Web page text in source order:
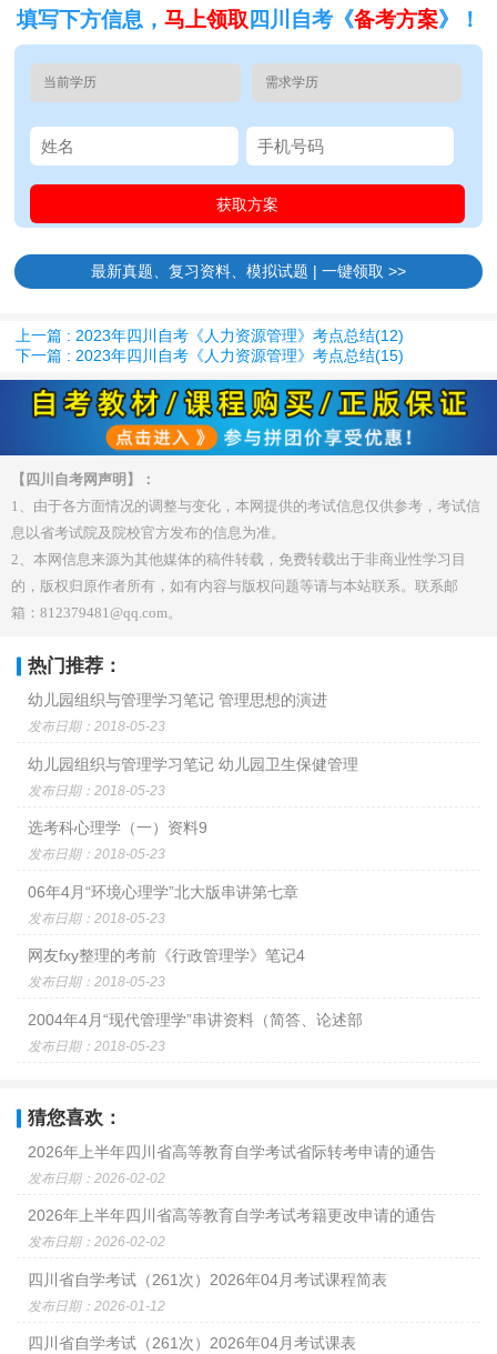
填写下方信息， 马上领取 四川自考《备考方案》！
最新真题、复习资料、模拟试题 | 一键领取 >>
上一篇 : 2023年四川自考《人力资源管理》考点总结(12)
下一篇 : 2023年四川自考《人力资源管理》考点总结(15)
【四川自考网声明】：
1、由于各方面情况的调整与变化，本网提供的考试信息仅供参考，考试信
息以省考试院及院校官方发布的信息为准。
2、本网信息来源为其他媒体的稿件转载，免费转载出于非商业性学习目
的，版权归原作者所有，如有内容与版权问题等请与本站联系。联系邮
箱：812379481@qq.com。
热门推荐：
幼儿园组织与管理学习笔记 管理思想的演进
发布日期：2018-05-23
幼儿园组织与管理学习笔记 幼儿园卫生保健管理
发布日期：2018-05-23
选考科心理学（一）资料9
发布日期：2018-05-23
06年4月“环境心理学”北大版串讲第七章
发布日期：2018-05-23
网友fxy整理的考前《行政管理学》笔记4
发布日期：2018-05-23
2004年4月“现代管理学”串讲资料（简答、论述部
发布日期：2018-05-23
猜您喜欢：
2026年上半年四川省高等教育自学考试省际转考申请的通告
发布日期：2026-02-02
2026年上半年四川省高等教育自学考试考籍更改申请的通告
发布日期：2026-02-02
四川省自学考试（261次）2026年04月考试课程简表
发布日期：2026-01-12
四川省自学考试（261次）2026年04月考试课表